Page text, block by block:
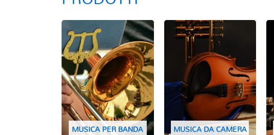
MUSICA PER BANDA MUSICA DA CAMERA